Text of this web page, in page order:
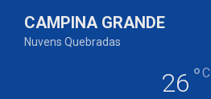
CAMPINA GRANDE
Nuvens Quebradas
26 °C